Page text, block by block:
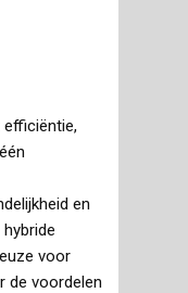
efficiëntie,
en
voor
de voordelen